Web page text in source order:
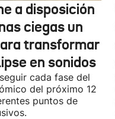
a disposición
ciegas un
transformar
en sonidos
cada fase del
del próximo 12
puntos de